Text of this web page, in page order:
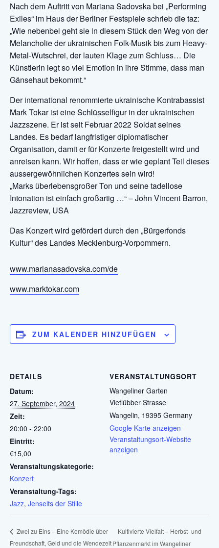
Nach dem Auftritt von Mariana Sadovska bei „Performing
Exiles“ im Haus der Berliner Festspiele schrieb die taz:
„Wie nebenbei geht sie in diesem Stück den Weg von der
Melancholie der ukrainischen Folk-Musik bis zum Heavy-
Metal-Wutschrei, der lauten Klage zum Schluss… Die
Künstlerin legt so viel Emotion in ihre Stimme, dass man
Gänsehaut bekommt.“
Der international renommierte ukrainische Kontrabassist
Mark Tokar ist eine Schlüsselfigur in der ukrainischen
Jazzszene. Er ist seit Februar 2022 Soldat seines
Landes. Es bedarf langfristiger diplomatischer
Organisation, damit er für Konzerte freigestellt wird und
anreisen kann. Wir hoffen, dass er wie geplant Teil dieses
aussergewöhnlichen Konzertes sein wird!
„Marks überlebensgroßer Ton und seine tadellose
Intonation ist einfach großartig …“ – John Vincent Barron,
Jazzreview, USA
Das Konzert wird gefördert durch den „Bürgerfonds
Kultur“ des Landes Mecklenburg-Vorpommern.
www.marianasadovska.com/de
www.marktokar.com
ZUM KALENDER HINZUFÜGEN
DETAILS
Datum:
27. September, 2024
Zeit:
20:00 - 22:00
Eintritt:
€15,00
Veranstaltungskategorie:
Konzert
Veranstaltung-Tags:
Jazz, Jenseits der Stille
VERANSTALTUNGSORT
Wangeliner Garten
Vietlübber Strasse
Wangelin, 19395 Germany
Google Karte anzeigen
Veranstaltungsort-Website
anzeigen
Zwei zu Eins – Eine Komödie über
Freundschaft, Geld und die Wendezeit
Kultivierte Vielfalt – Herbst- und
Pflanzenmarkt im Wangeliner